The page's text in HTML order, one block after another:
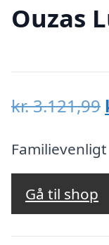
Ouzas
kr.3.121,99
Familievenligt
Gå til shop